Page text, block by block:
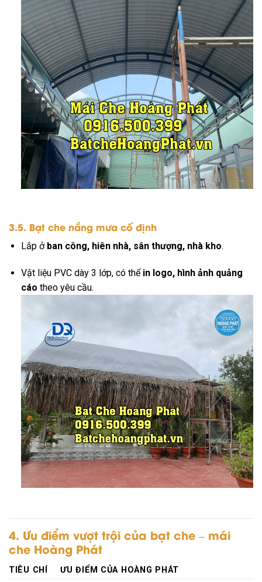
3.5. Bạt che nắng mưa cố định
Lắp ở ban công, hiên nhà, sân thượng, nhà kho.
Vật liệu PVC dày 3 lớp, có thể in logo, hình ảnh quảng
cáo theo yêu cầu.
4. Ưu điểm vượt trội của bạt che – mái
che Hoàng Phát
TIÊU CHÍ
ƯU ĐIỂM CỦA HOÀNG PHÁT